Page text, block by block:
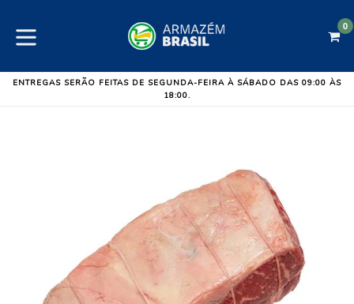
0
ENTREGAS SERÃO FEITAS DE SEGUNDA-FEIRA À SÁBADO DAS 09:00 ÀS
18:00.